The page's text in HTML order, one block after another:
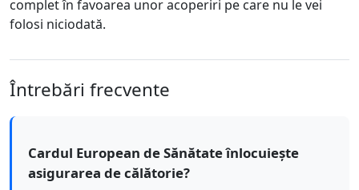
complet în favoarea unor acoperiri pe care nu le vei
folosi niciodată.
Întrebări frecvente
Cardul European de Sănătate înlocuiește
asigurarea de călătorie?